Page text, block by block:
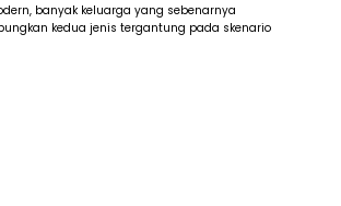
banyak keluarga yang sebenarnya
kedua jenis tergantung pada skenario